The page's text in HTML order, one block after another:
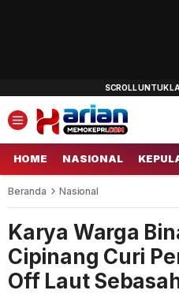
HOME NASIONAL
Beranda Nasional
Karya Warga
Cipinang Curi
Off Laut